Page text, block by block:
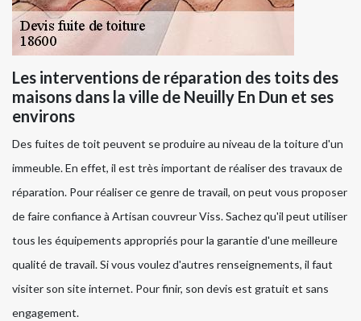
Les interventions de réparation des toits des
maisons dans la ville de Neuilly En Dun et ses
environs
Des fuites de toit peuvent se produire au niveau de la toiture d'un
immeuble. En effet, il est très important de réaliser des travaux de
réparation. Pour réaliser ce genre de travail, on peut vous proposer
de faire confiance à Artisan couvreur Viss. Sachez qu'il peut utiliser
tous les équipements appropriés pour la garantie d'une meilleure
qualité de travail. Si vous voulez d'autres renseignements, il faut
visiter son site internet. Pour finir, son devis est gratuit et sans
engagement.